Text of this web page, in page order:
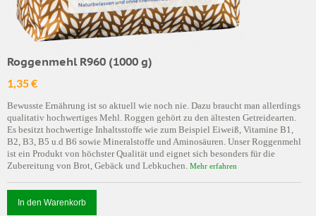
Roggenmehl R960 (1000 g)
1,35 €
Bewusste Ernährung ist so aktuell wie noch nie. Dazu braucht man allerdings
qualitativ hochwertiges Mehl. Roggen gehört zu den ältesten Getreidearten.
Es besitzt hochwertige Inhaltsstoffe wie zum Beispiel Eiweiß, Vitamine B1,
B2, B3, B5 u.d B6 sowie Mineralstoffe und Aminosäuren. Unser Roggenmehl
ist ein Produkt von höchster Qualität und eignet sich besonders für die
Zubereitung von Brot, Gebäck und Lebkuchen. Mehr erfahren
In den Warenkorb